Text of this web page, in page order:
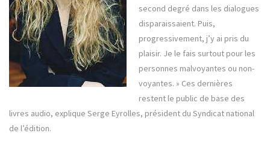
second degré dans les dialogues
disparaissaient. Puis,
progressivement, j’y ai pris du
plaisir. Je le fais surtout pour les
personnes malvoyantes ou non-
voyantes. » Ces dernières
restent le public de base des
livres audio, explique Serge Eyrolles, président du Syndicat national
de l’édition.